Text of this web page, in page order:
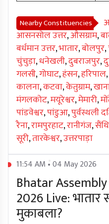
Nearby Constituencies
आसनसोल उत्तर,औसग्राम,
बर्धमान उत्तर,भातार,बोलपुर,
चुंचुड़ा,धनेखली,दुबराजपुर,
गलसी,गोघाट,हंसन,हरिपाल,
कालना,कटवा,केतुग्राम,
मंगलकोट,मयूरेश्वर,मेमारी,
पांडवेश्वर,पांडुआ,पुर्वस्थली
रैना,रामपुरहाट,रानीगंज,
सूरी,तारकेश्वर,उत्तरपाड़ा
11:54 AM • 04 May 2026
Bhatar
2026 Live:
मुकाबला?